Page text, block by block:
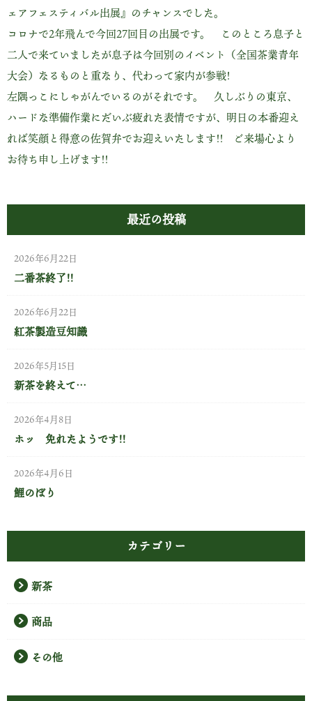
ェアフェスティバル出展』のチャンスでした。
コロナで2年飛んで今回27回目の出展です。 このところ息子と
二人で来ていましたが息子は今回別のイベント（全国茶業青年
大会）なるものと重なり、代わって家内が参戦!
左隅っこにしゃがんでいるのがそれです。 久しぶりの東京、
ハードな準備作業にだいぶ疲れた表情ですが、明日の本番迎え
れば笑顔と得意の佐賀弁でお迎えいたします!! ご来場心より
お待ち申し上げます!!
最近の投稿
二番茶終了!!
2026年6月22日
紅茶製造豆知識
2026年6月22日
新茶を終えて…
2026年5月15日
ホッ 免れたようです!!
2026年4月8日
鯉のぼり
2026年4月6日
カテゴリー
新茶
商品
その他